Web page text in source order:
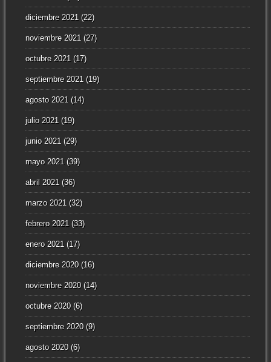
diciembre 2021 (22)
noviembre 2021 (27)
octubre 2021 (17)
septiembre 2021 (19)
agosto 2021 (14)
julio 2021 (19)
junio 2021 (29)
mayo 2021 (39)
abril 2021 (36)
marzo 2021 (32)
febrero 2021 (33)
enero 2021 (17)
diciembre 2020(16)
noviembre 2020(14)
octubre 2020(6)
septiembre 2020(9)
agosto 2020(6)